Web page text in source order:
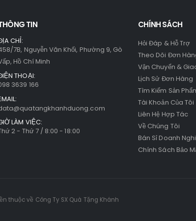
trên
TIN
CHỈ:
7B, Nguyễn Văn Khối, Phường 9, Gò
Hồ Chí Minh
THOẠI:
3639 166
LÀM VIỆC:
2 - Thứ 7 / 8:00 - 18:00
CHÍNH SÁCH
Hỏi Đáp & Hỗ Trợ
Theo Dõi Đơn
Vận Chuyển &
Lịch Sử Đơn Hàng
Tìm Kiếm Sản
Tài Khoản Của Tôi
Liên Hệ Hợp Tác
Về Chúng Tôi
Bán Sỉ Doanh
Chính Sách Bảo
thuộc về Công Ty SX Quà Tặng Khánh